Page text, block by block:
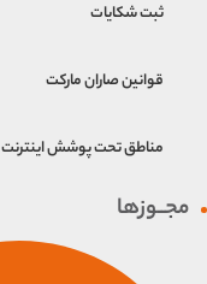
ثبت شکایات
قوانین صاران مارکت
مناطق تحت پوشش اینترنت TD-LTE
مجــوزها